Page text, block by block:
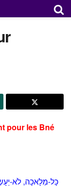
pour les Bné